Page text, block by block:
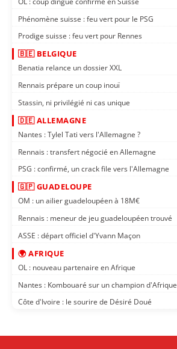
Phénomène suisse : feu vert pour le PSG
Prodige suisse : feu vert pour Rennes
🇧🇪 BELGIQUE
Benatia relance un dossier XXL
Rennais prépare un coup inouï
Stassin, ni privilégié ni cas unique
🇩🇪 ALLEMAGNE
Nantes : Tylel Tati vers l'Allemagne ?
Rennais : transfert négocié en Allemagne
PSG : confirmé, un crack file vers l'Allemagne
🇬🇵 GUADELOUPE
OM : un ailier guadeloupéen à 18M€
Rennais : meneur de jeu guadeloupéen trouvé
ASSE : départ officiel d'Yvann Maçon
🌍 AFRIQUE
OL : nouveau partenaire en Afrique
Nantes : Kombouaré sur un champion d'Afrique
Côte d'Ivoire : le sourire de Désiré Doué